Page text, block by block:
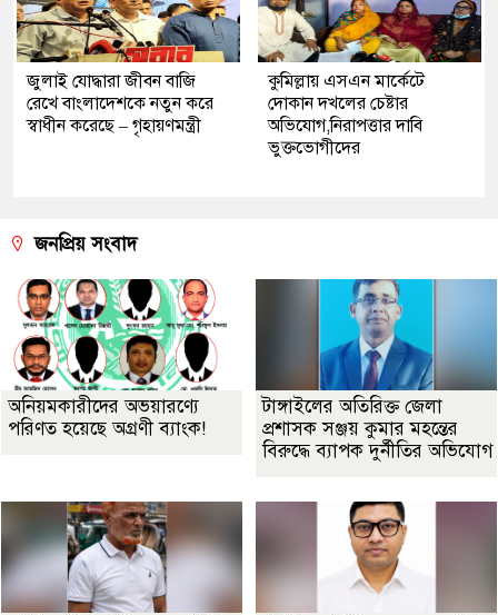
জুলাই যোদ্ধারা জীবন বাজি
রেখে বাংলাদেশকে নতুন করে
স্বাধীন করেছে – গৃহায়ণমন্ত্রী
কুমিল্লায় এসএন মার্কেটে
দোকান দখলের চেষ্টার
অভিযোগ,নিরাপত্তার দাবি
ভুক্তভোগীদের
জনপ্রিয় সংবাদ
অনিয়মকারীদের অভয়ারণ্যে
পরিণত হয়েছে অগ্রণী ব্যাংক!
টাঙ্গাইলের অতিরিক্ত জেলা
প্রশাসক সঞ্জয় কুমার মহন্তের
বিরুদ্ধে ব্যাপক দুর্নীতির অভিযোগ